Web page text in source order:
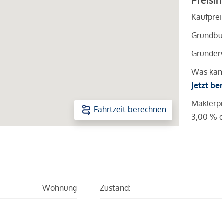
Fahrtzeit berechnen
Was
Jetzt
3,00 %
Wohnung Zustand: